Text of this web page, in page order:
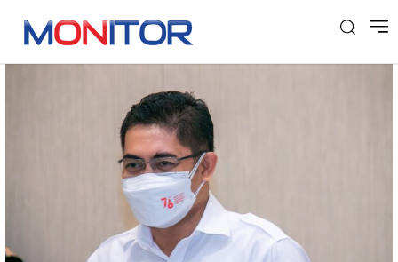
Tag: Dubai Expo